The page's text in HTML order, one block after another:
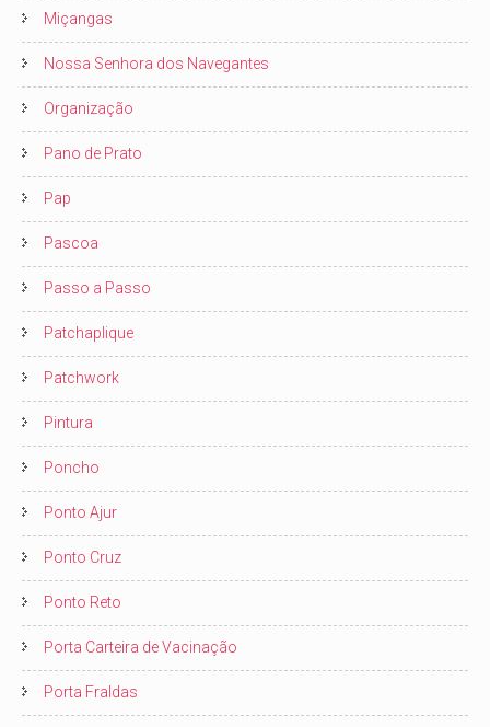
Miçangas
Nossa Senhora dos Navegantes
Organização
Pano de Prato
Pap
Pascoa
Passo a Passo
Patchaplique
Patchwork
Pintura
Poncho
Ponto Ajur
Ponto Cruz
Ponto Reto
Porta Carteira de Vacinação
Porta Fraldas